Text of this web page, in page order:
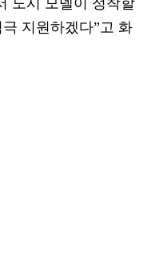
도시 모델이 정착할
지원하겠다”고 화